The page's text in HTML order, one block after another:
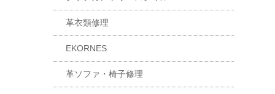
革衣類修理
EKORNES
革ソファ・椅子修理